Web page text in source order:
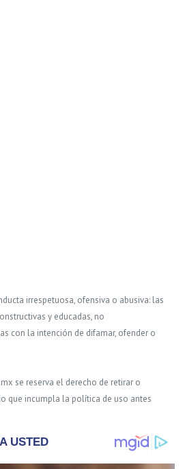
irrespetuosa, ofensiva o abusiva: las
y educadas, no
con la intención de difamar, ofender o
se reserva el derecho de retirar o
que incumpla la política de uso antes